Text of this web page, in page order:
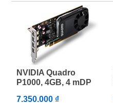
NVIDIA Quadro
P1000, 4GB, 4 mDP
7.350.000 ₫